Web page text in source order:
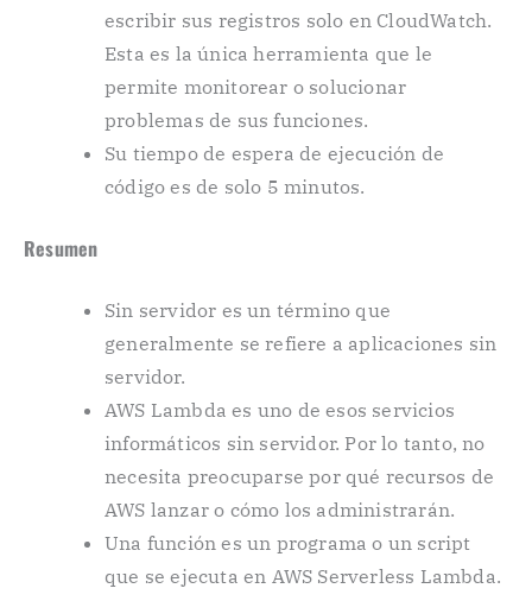
escribir sus registros solo en CloudWatch.
Esta es la única herramienta que le
permite monitorear o solucionar
problemas de sus funciones.
Su tiempo de espera de ejecución de
código es de solo 5 minutos.
Resumen
Sin servidor es un término que
generalmente se refiere a aplicaciones sin
servidor.
AWS Lambda es uno de esos servicios
informáticos sin servidor. Por lo tanto, no
necesita preocuparse por qué recursos de
AWS lanzar o cómo los administrarán.
Una función es un programa o un script
que se ejecuta en AWS Serverless Lambda.